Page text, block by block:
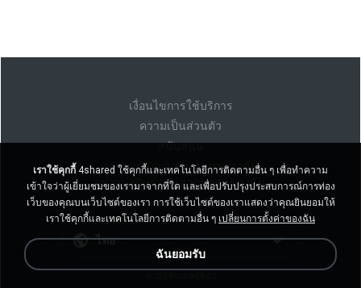
เงื่อนไขการใช้บริการ
ความเป็นส่วนตัว
สนับสนุน
อย่าขายข้อมูลส่วนบุคคลของฉัน
อย่าแบ่งปันข้อมูลส่วนบุคคลของฉัน
ไทย
เราใช้คุกกี้ 4shared ใช้คุกกี้และเทคโนโลยีการติดตามอื่น ๆ เพื่อทำความ
เข้าใจว่าผู้เยี่ยมชมของเรามาจากที่ใด และเพื่อปรับปรุงประสบการณ์การท่อง
เว็บของคุณบนเว็บไซต์ของเรา การใช้เว็บไซต์ของเราแสดงว่าคุณยินยอมให้
เราใช้คุกกี้และเทคโนโลยีการติดตามอื่น ๆ เปลี่ยนการตั้งค่าของฉัน
ฉันยอมรับ